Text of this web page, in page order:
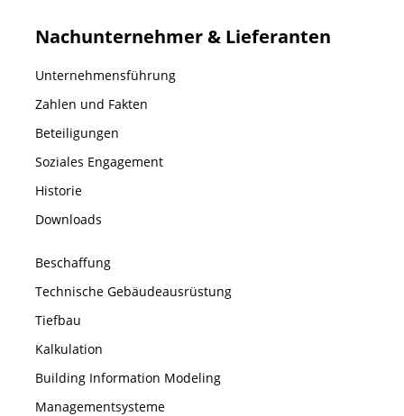
Nachunternehmer & Lieferanten
Unternehmensführung
Zahlen und Fakten
Beteiligungen
Soziales Engagement
Historie
Downloads
Beschaffung
Technische Gebäudeausrüstung
Tiefbau
Kalkulation
Building Information Modeling
Managementsysteme